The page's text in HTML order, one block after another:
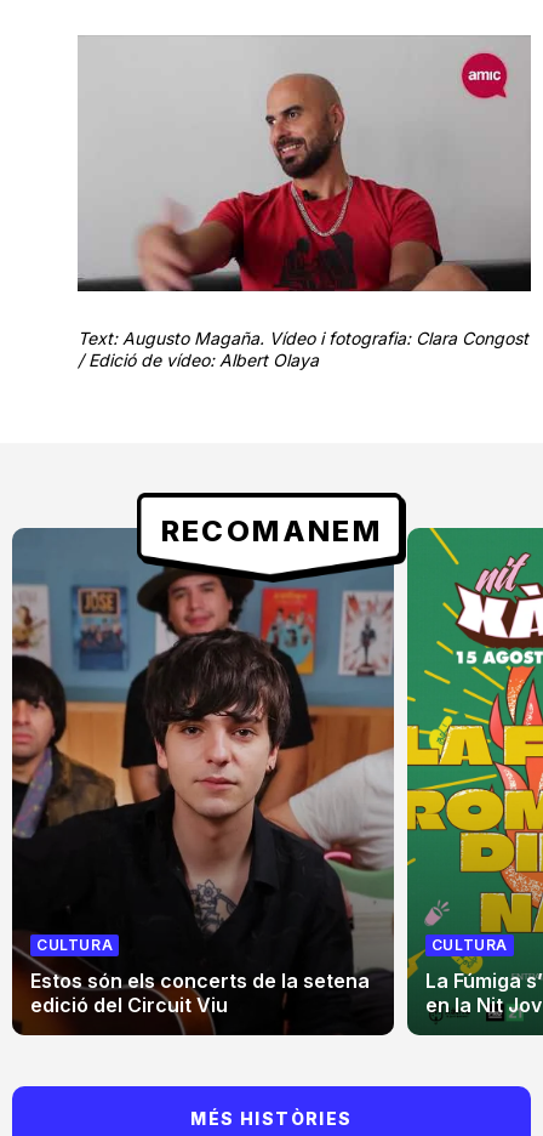
Text: Augusto Magaña. Vídeo i fotografia: Clara Congost
/ Edició de vídeo: Albert Olaya
RECOMANEM
CULTURA
Estos són els concerts de la setena
edició del Circuit Viu
CULTURA
La Fúmiga
en la Nit
MÉS HISTÒRIES